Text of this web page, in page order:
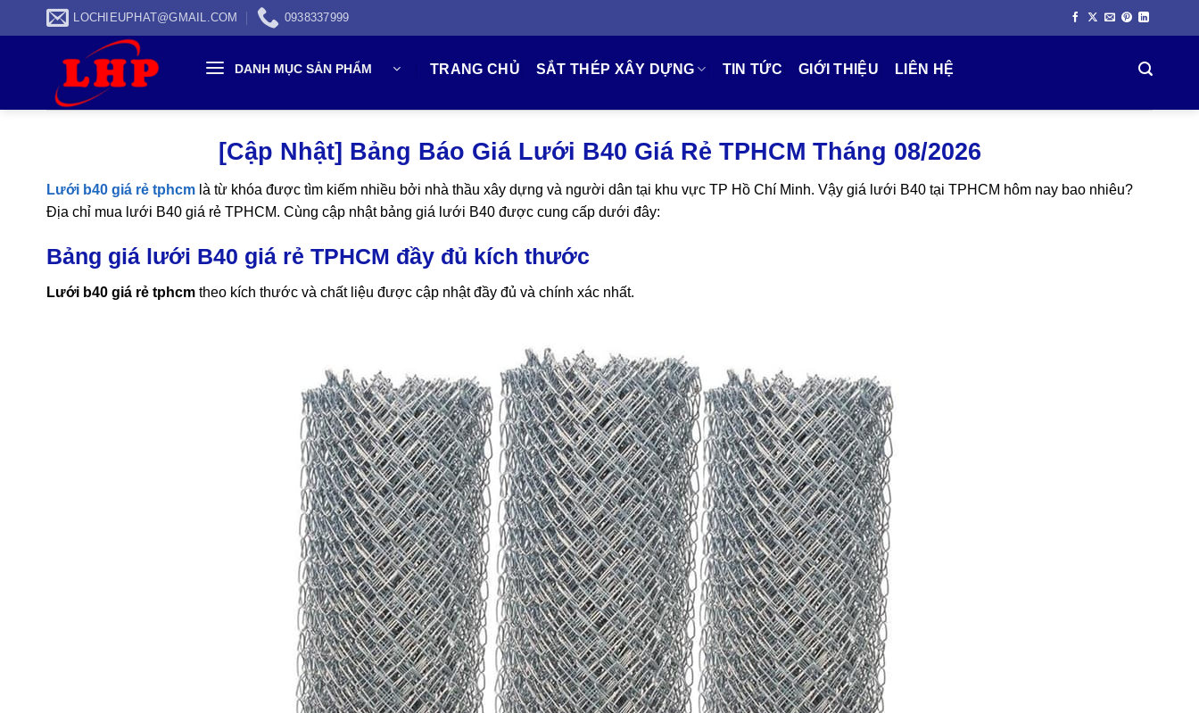
to
LOCHIEUPHAT@GMAIL.COM 0938337999
DANH MỤC SẢN PHẨM TRANG CHỦ SẮT THÉP XÂY DỰNG TIN TỨC GIỚI THIỆU LIÊN HỆ
[Cập Nhật] Bảng Báo Giá Lưới B40 Giá Rẻ TPHCM Tháng 08/2026
Lưới b40 giá rẻ tphcm là từ khóa được tìm kiếm nhiều bởi nhà thầu xây dựng và người dân tại khu vực TP Hồ Chí Minh. Vậy giá lưới B40 tại TPHCM hôm nay bao nhiêu?
Địa chỉ mua lưới B40 giá rẻ TPHCM. Cùng cập nhật bảng giá lưới B40 được cung cấp dưới đây:
Bảng giá lưới B40 giá rẻ TPHCM đầy đủ kích thước
Lưới b40 giá rẻ tphcm theo kích thước và chất liệu được cập nhật đầy đủ và chính xác nhất.